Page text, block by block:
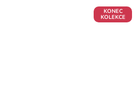
KONEC
KOLEKCE